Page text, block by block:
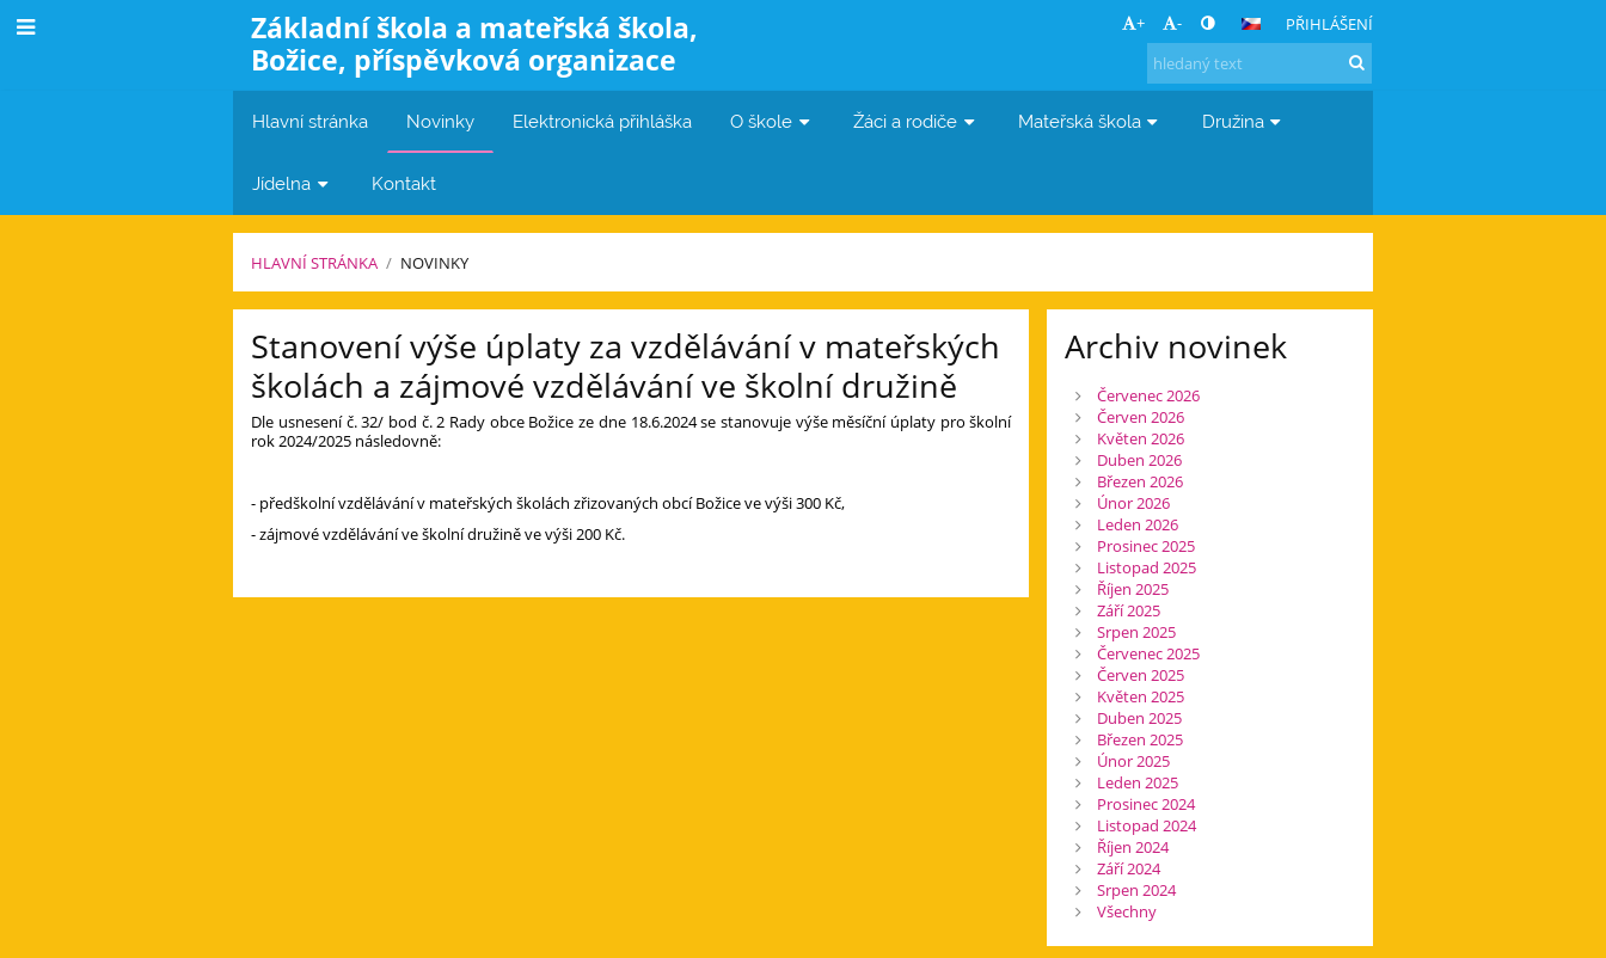
Základní škola a mateřská škola,
Božice, příspěvková organizace
+ - PŘIHLÁŠENÍ
Hlavní stránka Novinky Elektronická přihláška O škole Žáci a rodiče Mateřská škola Družina
Jídelna Kontakt
HLAVNÍ STRÁNKA / NOVINKY
Novinky
Stanovení výše úplaty za vzdělávání v mateřských
školách a zájmové vzdělávání ve školní družině
Dle usnesení č. 32/ bod č. 2 Rady obce Božice ze dne 18.6.2024 se stanovuje výše měsíční úplaty pro školní
rok 2024/2025 následovně:
- předškolní vzdělávání v mateřských školách zřizovaných obcí Božice ve výši 300 Kč,
- zájmové vzdělávání ve školní družině ve výši 200 Kč.
Archiv novinek
Červenec 2026
Červen 2026
Květen 2026
Duben 2026
Březen 2026
Únor 2026
Leden 2026
Prosinec 2025
Listopad 2025
Říjen 2025
Září 2025
Srpen 2025
Červenec 2025
Červen 2025
Květen 2025
Duben 2025
Březen 2025
Únor 2025
Leden 2025
Prosinec 2024
Listopad 2024
Říjen 2024
Září 2024
Srpen 2024
Všechny